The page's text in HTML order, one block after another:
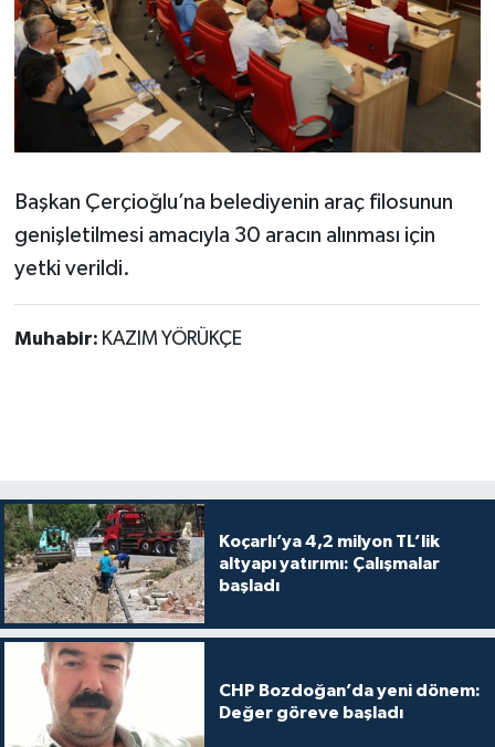
Başkan Çerçioğlu’na belediyenin araç filosunun
genişletilmesi amacıyla 30 aracın alınması için
yetki verildi.
Muhabir: KAZIM YÖRÜKÇE
Koçarlı’ya 4,2 milyon TL’lik
altyapı yatırımı: Çalışmalar
başladı
CHP Bozdoğan’da yeni dönem:
Değer göreve başladı